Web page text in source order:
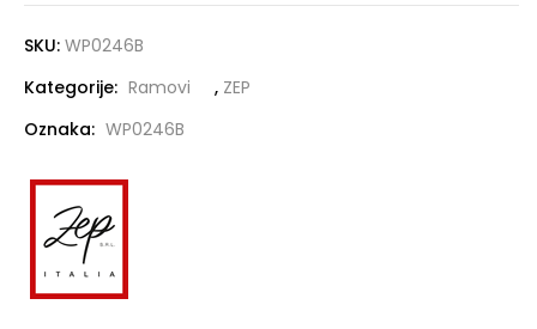
SKU: WP0246B
Kategorije: Ramovi , ZEP
Oznaka: WP0246B